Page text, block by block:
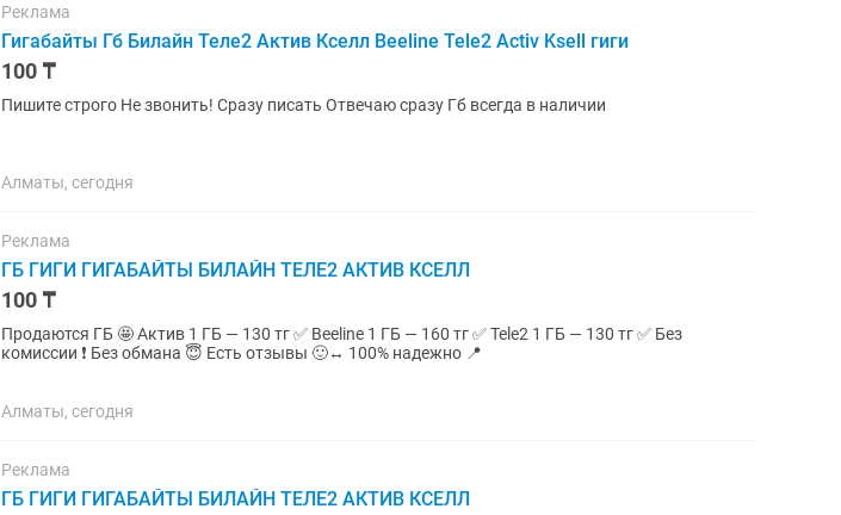
Реклама
Гигабайты Гб Билайн Теле2 Актив Кселл Beeline Tele2 Activ Ksell гиги
100 ₸
Пишите строго Не звонить! Сразу писать Отвечаю сразу Гб всегда в наличии
Алматы, сегодня
Реклама
ГБ ГИГИ ГИГАБАЙТЫ БИЛАЙН ТЕЛЕ2 АКТИВ КСЕЛЛ
100 ₸
Продаются ГБ 🤩 Актив 1 ГБ — 130 тг ✅ Beeline 1 ГБ — 160 тг ✅ Tele2 1 ГБ — 130 тг ✅ Без
комиссии ❗ Без обмана 😇 Есть отзывы 🙂↔ 100% надежно 📍
Алматы, сегодня
Реклама
ГБ ГИГИ ГИГАБАЙТЫ БИЛАЙН ТЕЛЕ2 АКТИВ КСЕЛЛ